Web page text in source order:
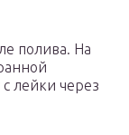
полива. На
лейки через